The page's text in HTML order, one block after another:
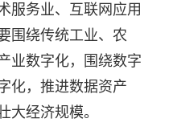
服务业、互联网应用
围绕传统工业、农
业数字化，围绕数字
化，推进数据资产
大经济规模。